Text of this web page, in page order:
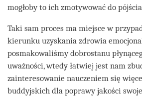
mogłoby to ich zmotywować do
Taki sam proces ma miejsce w
kierunku uzyskania zdrowia
posmakowaliśmy dobrostanu
uważności, wtedy łatwiej jest nam
zainteresowanie nauczeniem się
buddyjskich dla poprawy jakości